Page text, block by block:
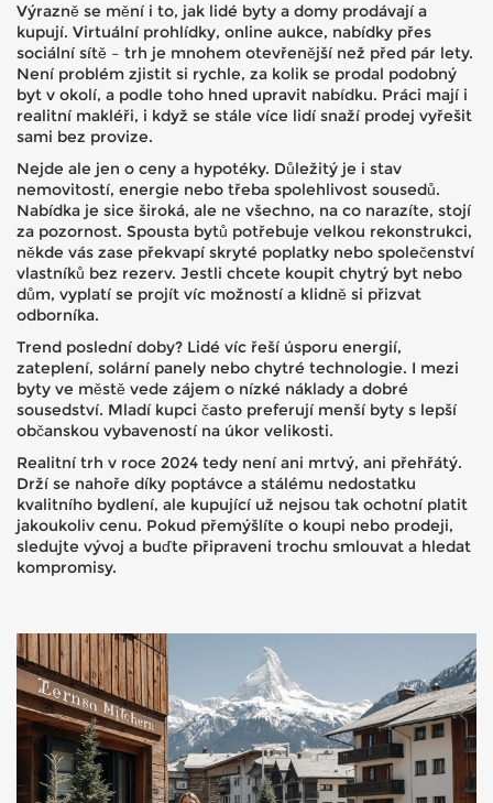
Výrazně se mění i to, jak lidé byty a domy prodávají a
kupují. Virtuální prohlídky, online aukce, nabídky přes
sociální sítě – trh je mnohem otevřenější než před pár lety.
Není problém zjistit si rychle, za kolik se prodal podobný
byt v okolí, a podle toho hned upravit nabídku. Práci mají i
realitní makléři, i když se stále více lidí snaží prodej vyřešit
sami bez provize.
Nejde ale jen o ceny a hypotéky. Důležitý je i stav
nemovitostí, energie nebo třeba spolehlivost sousedů.
Nabídka je sice široká, ale ne všechno, na co narazíte, stojí
za pozornost. Spousta bytů potřebuje velkou rekonstrukci,
někde vás zase překvapí skryté poplatky nebo společenství
vlastníků bez rezerv. Jestli chcete koupit chytrý byt nebo
dům, vyplatí se projít víc možností a klidně si přizvat
odborníka.
Trend poslední doby? Lidé víc řeší úsporu energií,
zateplení, solární panely nebo chytré technologie. I mezi
byty ve městě vede zájem o nízké náklady a dobré
sousedství. Mladí kupci často preferují menší byty s lepší
občanskou vybaveností na úkor velikosti.
Realitní trh v roce 2024 tedy není ani mrtvý, ani přehřátý.
Drží se nahoře díky poptávce a stálému nedostatku
kvalitního bydlení, ale kupující už nejsou tak ochotní platit
jakoukoliv cenu. Pokud přemýšlíte o koupi nebo prodeji,
sledujte vývoj a buďte připraveni trochu smlouvat a hledat
kompromisy.